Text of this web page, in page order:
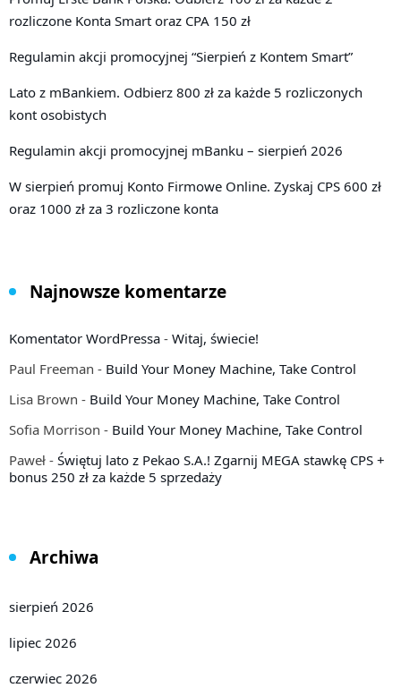
rozliczone Konta Smart oraz CPA 150 zł
Regulamin akcji promocyjnej “Sierpień z Kontem Smart”
Lato z mBankiem. Odbierz 800 zł za każde 5 rozliczonych
kont osobistych
Regulamin akcji promocyjnej mBanku – sierpień 2026
W sierpień promuj Konto Firmowe Online. Zyskaj CPS 600 zł
oraz 1000 zł za 3 rozliczone konta
Najnowsze komentarze
Komentator WordPressa - Witaj, świecie!
Paul Freeman - Build Your Money Machine, Take Control
Lisa Brown - Build Your Money Machine, Take Control
Sofia Morrison - Build Your Money Machine, Take Control
Paweł - Świętuj lato z Pekao S.A.! Zgarnij MEGA stawkę CPS +
bonus 250 zł za każde 5 sprzedaży
Archiwa
sierpień 2026
lipiec 2026
czerwiec 2026